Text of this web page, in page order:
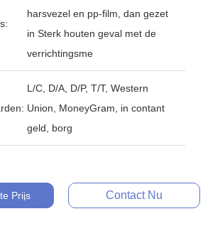
harsvezel en pp-film, dan gezet
in Sterk houten geval met de
verrichtingsme
L/C, D/A, D/P, T/T, Western
Union, MoneyGram, in contant
geld, borg
Prijs Contact Nu